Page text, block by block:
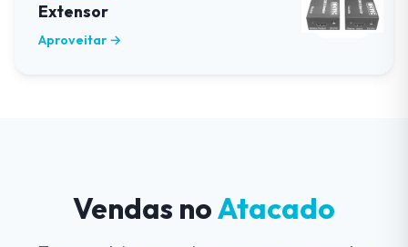
Extensor
Aproveitar →
Vendas noAtacado